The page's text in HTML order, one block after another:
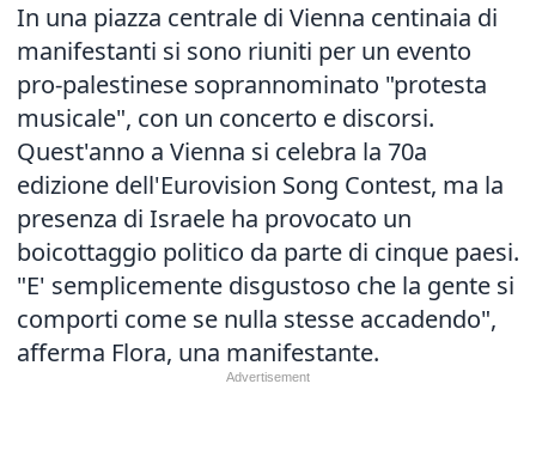
In una piazza centrale di Vienna centinaia di
manifestanti si sono riuniti per un evento
pro-palestinese soprannominato "protesta
musicale", con un concerto e discorsi.
Quest'anno a Vienna si celebra la 70a
edizione dell'Eurovision Song Contest, ma la
presenza di Israele ha provocato un
boicottaggio politico da parte di cinque paesi.
"E' semplicemente disgustoso che la gente si
comporti come se nulla stesse accadendo",
afferma Flora, una manifestante.